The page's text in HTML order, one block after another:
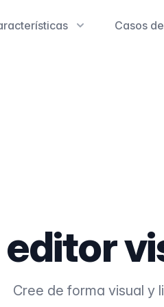
Casos
editor
Cree de forma visual y